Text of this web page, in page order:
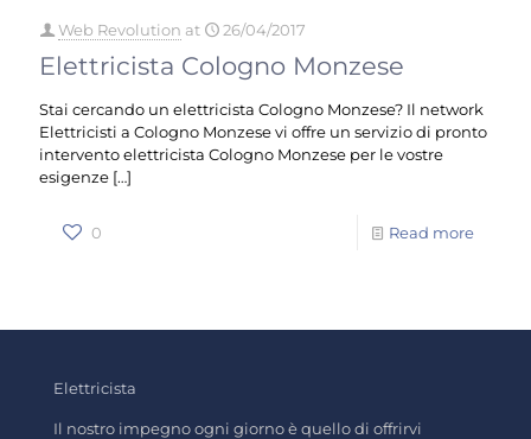
Web Revolution at 26/04/2017
Elettricista Cologno Monzese
Stai cercando un elettricista Cologno Monzese? Il network
Elettricisti a Cologno Monzese vi offre un servizio di pronto
intervento elettricista Cologno Monzese per le vostre
esigenze […]
0 Read more
Elettricista
Il nostro impegno ogni giorno è quello di offrirvi